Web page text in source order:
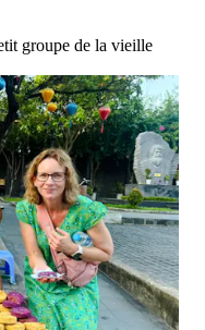
groupe de la vieille